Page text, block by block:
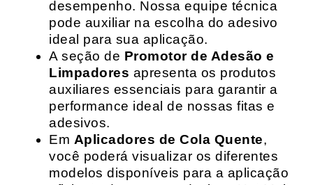
desempenho. Nossa equipe técnica
pode auxiliar na escolha do adesivo
ideal para sua aplicação.
A seção de Promotor de Adesão e
Limpadores apresenta os produtos
auxiliares essenciais para garantir a
performance ideal de nossas fitas e
adesivos.
Em Aplicadores de Cola Quente,
você poderá visualizar os diferentes
modelos disponíveis para a aplicação